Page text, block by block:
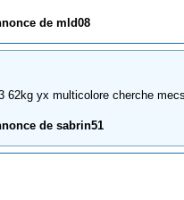
de mld08
62kg yx multicolore cherche
de sabrin51